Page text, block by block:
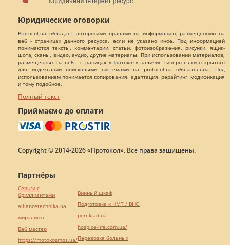
Юридические оговорки
Protocol.ua обладает авторскими правами на информацию, размещенную на
веб - страницах данного ресурса, если не указано иное. Под информацией
понимаются тексты, комментарии, статьи, фотоизображения, рисунки, ящик-
шота, сканы, видео, аудио, другие материалы. При использовании материалов,
размещенных на веб - страницах «Протокол» наличие гиперссылки открытого
для индексации поисковыми системами на protocol.ua обязательна. Под
использованием понимается копирования, адаптация, рерайтинг, модификация
и тому подобное.
Полный текст
Приймаємо до оплати
Copyright © 2014-2026 «Протокол». Все права защищены.
Партнёры
Серьги с
бриллиантами
alliancetechnika.ua
миралинкс
Веб мастер
https://motokosmos.ua/
Винный шкаф
Подготовка к НМТ / ВНО
pereklad.ua
hospice-life.com.ua/
Перевозка больных